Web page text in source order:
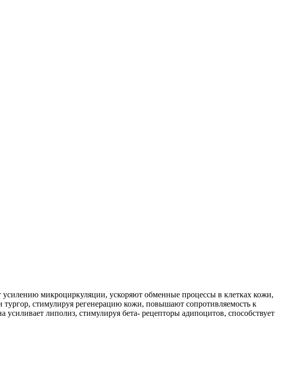
микроциркуляции, ускоряют обменные процессы в клетках кожи,
стимулируя регенерацию кожи, повышают сопротивляемость к
липолиз, стимулируя бета- рецепторы адипоцитов, способствует